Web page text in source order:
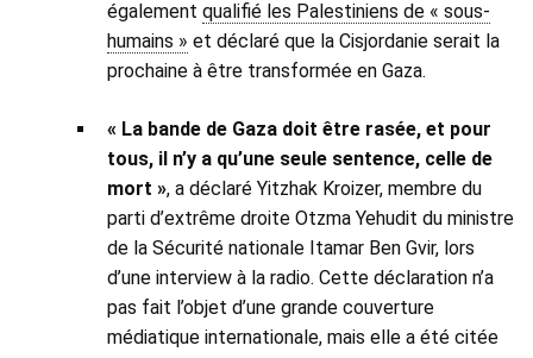
également qualifié les Palestiniens de « sous-
humains » et déclaré que la Cisjordanie serait la
prochaine à être transformée en Gaza.
« La bande de Gaza doit être rasée, et pour
tous, il n’y a qu’une seule sentence, celle de
mort », a déclaré Yitzhak Kroizer, membre du
parti d’extrême droite Otzma Yehudit du ministre
de la Sécurité nationale Itamar Ben Gvir, lors
d’une interview à la radio. Cette déclaration n’a
pas fait l’objet d’une grande couverture
médiatique internationale, mais elle a été citée